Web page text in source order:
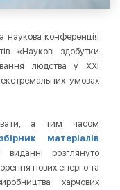
наукова конференція
«Наукові здобутки
людства у ХХІ
умовах
а тим часом
матеріалів
розглянуто
нових енерго та
харчових